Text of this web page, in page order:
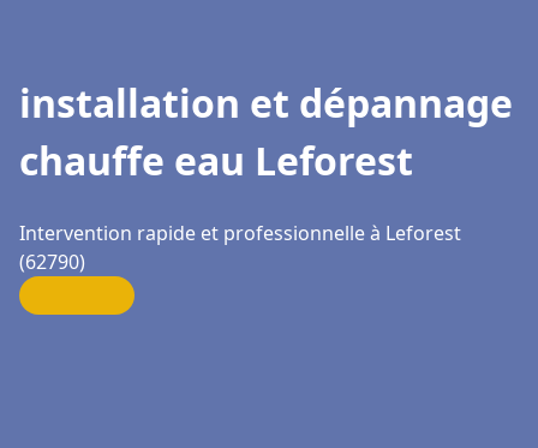
installation et dépannage
chauffe eau Leforest
Intervention rapide et professionnelle à Leforest
(62790)